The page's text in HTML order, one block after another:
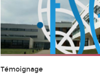
Témoignage